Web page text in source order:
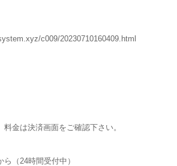
c009/20230710160409.html
金は決済画面をご確認下さい。
（24時間受付中）